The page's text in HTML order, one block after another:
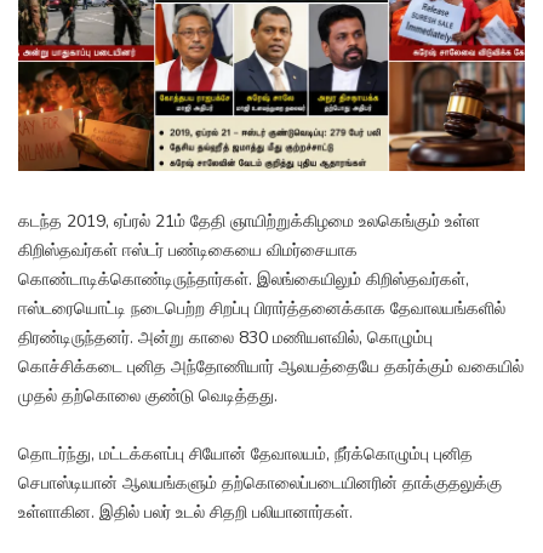
கடந்த 2019, ஏப்ரல் 21ம் தேதி ஞாயிற்றுக்கிழமை உலகெங்கும் உள்ள
கிறிஸ்தவர்கள் ஈஸ்டர் பண்டிகையை விமர்சையாக
கொண்டாடிக்கொண்டிருந்தார்கள். இலங்கையிலும் கிறிஸ்தவர்கள்,
ஈஸ்டரையொட்டி நடைபெற்ற சிறப்பு பிரார்த்தனைக்காக தேவாலயங்களில்
திரண்டிருந்தனர். அன்று காலை 830 மணியளவில், கொழும்பு
கொச்சிக்கடை புனித அந்தோணியார் ஆலயத்தையே தகர்க்கும் வகையில்
முதல் தற்கொலை குண்டு வெடித்தது.
தொடர்ந்து, மட்டக்களப்பு சியோன் தேவாலயம், நீர்க்கொழும்பு புனித
செபாஸ்டியான் ஆலயங்களும் தற்கொலைப்படையினரின் தாக்குதலுக்கு
உள்ளாகின. இதில் பலர் உடல் சிதறி பலியானார்கள்.